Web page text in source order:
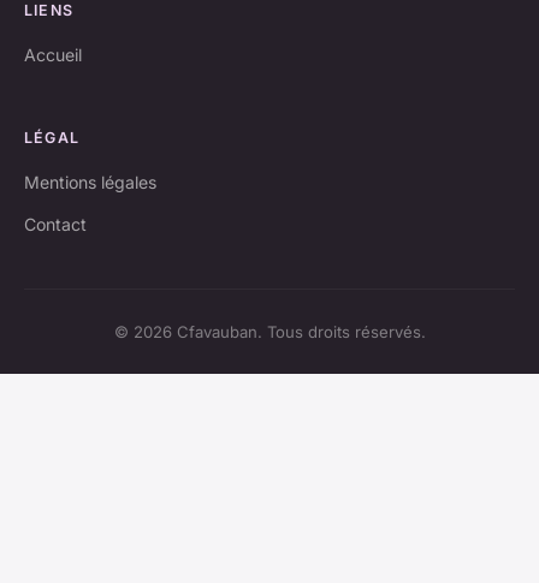
LIENS
Accueil
LÉGAL
Mentions légales
Contact
© 2026 Cfavauban. Tous droits réservés.